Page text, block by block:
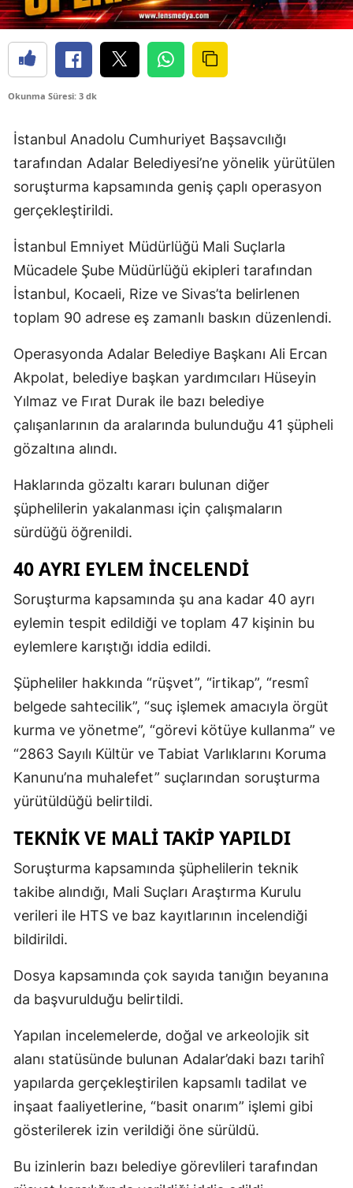
Okunma Süresi: 3 dk
İstanbul Anadolu Cumhuriyet Başsavcılığı
tarafından Adalar Belediyesi’ne yönelik yürütülen
soruşturma kapsamında geniş çaplı operasyon
gerçekleştirildi.
İstanbul Emniyet Müdürlüğü Mali Suçlarla
Mücadele Şube Müdürlüğü ekipleri tarafından
İstanbul, Kocaeli, Rize ve Sivas’ta belirlenen
toplam 90 adrese eş zamanlı baskın düzenlendi.
Operasyonda Adalar Belediye Başkanı Ali Ercan
Akpolat, belediye başkan yardımcıları Hüseyin
Yılmaz ve Fırat Durak ile bazı belediye
çalışanlarının da aralarında bulunduğu 41 şüpheli
gözaltına alındı.
Haklarında gözaltı kararı bulunan diğer
şüphelilerin yakalanması için çalışmaların
sürdüğü öğrenildi.
40 AYRI EYLEM İNCELENDİ
Soruşturma kapsamında şu ana kadar 40 ayrı
eylemin tespit edildiği ve toplam 47 kişinin bu
eylemlere karıştığı iddia edildi.
Şüpheliler hakkında “rüşvet”, “irtikap”, “resmî
belgede sahtecilik”, “suç işlemek amacıyla örgüt
kurma ve yönetme”, “görevi kötüye kullanma” ve
“2863 Sayılı Kültür ve Tabiat Varlıklarını Koruma
Kanunu’na muhalefet” suçlarından soruşturma
yürütüldüğü belirtildi.
TEKNİK VE MALİ TAKİP YAPILDI
Soruşturma kapsamında şüphelilerin teknik
takibe alındığı, Mali Suçları Araştırma Kurulu
verileri ile HTS ve baz kayıtlarının incelendiği
bildirildi.
Dosya kapsamında çok sayıda tanığın beyanına
da başvurulduğu belirtildi.
Yapılan incelemelerde, doğal ve arkeolojik sit
alanı statüsünde bulunan Adalar’daki bazı tarihî
yapılarda gerçekleştirilen kapsamlı tadilat ve
inşaat faaliyetlerine, “basit onarım” işlemi gibi
gösterilerek izin verildiği öne sürüldü.
Bu izinlerin bazı belediye görevlileri tarafından